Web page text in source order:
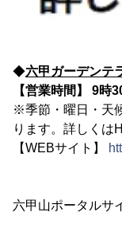
◆六甲ガーデンテ
【営業時間】 9時
※季節・曜日・天
ります。詳しくは
【WEBサイト】
六甲山ポータルサ